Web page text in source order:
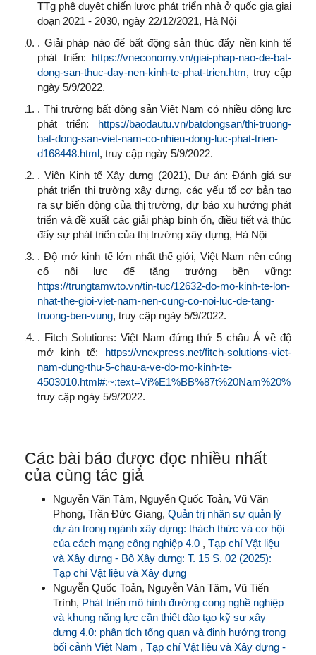
TTg phê duyệt chiến lược phát triển nhà ở quốc gia giai
đoạn 2021 - 2030, ngày 22/12/2021, Hà Nội
. Giải pháp nào để bất động sản thúc đẩy nền kinh tế
phát triển:
https://vneconomy.vn/giai-phap-nao-de-bat-
dong-san-thuc-day-nen-kinh-te-phat-trien.htm, truy cập
ngày 5/9/2022.
. Thị trường bất động sản Việt Nam có nhiều động lực
phát triển:
https://baodautu.vn/batdongsan/thi-truong-
bat-dong-san-viet-nam-co-nhieu-dong-luc-phat-trien-
d168448.html , truy cập ngày 5/9/2022.
. Viện Kinh tế Xây dựng (2021), Dự án: Đánh giá sự
phát triển thị trường xây dựng, các yếu tố cơ bản tạo
ra sự biến động của thị trường, dự báo xu hướng phát
triển và đề xuất các giải pháp bình ổn, điều tiết và thúc
đẩy sự phát triển của thị trường xây dựng, Hà Nội
. Độ mở kinh tế lớn nhất thế giới, Việt Nam nên củng
cố nội lực để tăng trưởng bền vững:
https://trungtamwto.vn/tin-tuc/12632-do-mo-kinh-te-lon-
nhat-the-gioi-viet-nam-nen-cung-co-noi-luc-de-tang-
truong-ben-vung, truy cập ngày 5/9/2022.
. Fitch Solutions: Việt Nam đứng thứ 5 châu Á về độ
mở kinh tế:
https://vnexpress.net/fitch-solutions-viet-
nam-dung-thu-5-chau-a-ve-do-mo-kinh-te-
truy cập ngày 5/9/2022.
Các bài báo được đọc nhiều nhất
của cùng tác giả
Nguyễn Văn Tâm, Nguyễn Quốc Toản, Vũ Văn
Phong, Trần Đức Giang, Quản trị nhân sự quản lý
dự án trong ngành xây dựng: thách thức và cơ hội
của cách mạng công nghiệp 4.0 , Tạp chí Vật liệu
và Xây dựng - Bộ Xây dựng: T. 15 S. 02 (2025):
Tạp chí Vật liệu và Xây dựng
Nguyễn Quốc Toản, Nguyễn Văn Tâm, Vũ Tiến
Trình, Phát triển mô hình đường cong nghề nghiệp
và khung năng lực cần thiết đào tạo kỹ sư xây
dựng 4.0: phân tích tổng quan và định hướng trong
bối cảnh Việt Nam , Tạp chí Vật liệu và Xây dựng -